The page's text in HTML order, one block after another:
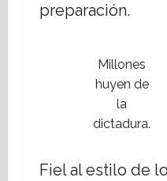
preparación.
Millones
huyen de
la
dictadura.
Fiel al estilo de